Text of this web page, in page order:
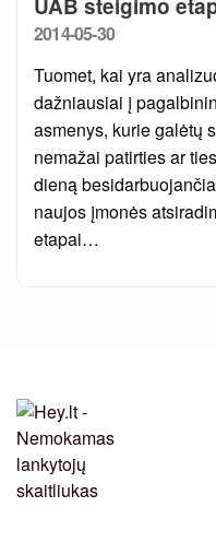
UAB steigimo
Posted
2014-05-30
Tuomet, kai yra
dažniausiai į
asmenys, kurie galėtų
nemažai patirties ar
dieną
naujos įmonės
etapai…